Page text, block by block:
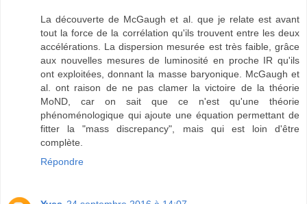
La découverte de McGaugh et al. que je relate est avant
tout la force de la corrélation qu'ils trouvent entre les deux
accélérations. La dispersion mesurée est très faible, grâce
aux nouvelles mesures de luminosité en proche IR qu'ils
ont exploitées, donnant la masse baryonique. McGaugh et
al. ont raison de ne pas clamer la victoire de la théorie
MoND, car on sait que ce n'est qu'une théorie
phénoménologique qui ajoute une équation permettant de
fitter la "mass discrepancy", mais qui est loin d'être
complète.
Répondre